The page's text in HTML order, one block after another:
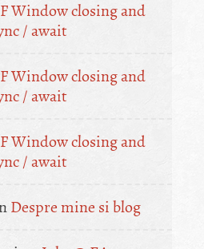
Window closing and
/ await
Window closing and
/ await
Window closing and
/ await
Despre mine si blog